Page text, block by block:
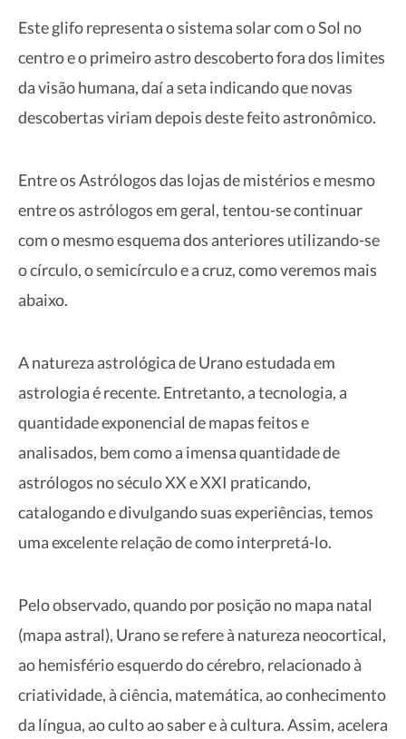
Este glifo representa o sistema solar com o Sol no
centro e o primeiro astro descoberto fora dos limites
da visão humana, daí a seta indicando que novas
descobertas viriam depois deste feito astronômico.
Entre os Astrólogos das lojas de mistérios e mesmo
entre os astrólogos em geral, tentou-se continuar
com o mesmo esquema dos anteriores utilizando-se
o círculo, o semicírculo e a cruz, como veremos mais
abaixo.
A natureza astrológica de Urano estudada em
astrologia é recente. Entretanto, a tecnologia, a
quantidade exponencial de mapas feitos e
analisados, bem como a imensa quantidade de
astrólogos no século XX e XXI praticando,
catalogando e divulgando suas experiências, temos
uma excelente relação de como interpretá-lo.
Pelo observado, quando por posição no mapa natal
(mapa astral), Urano se refere à natureza neocortical,
ao hemisfério esquerdo do cérebro, relacionado à
criatividade, à ciência, matemática, ao conhecimento
da língua, ao culto ao saber e à cultura. Assim, acelera